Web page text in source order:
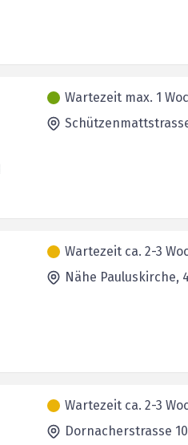
Wartezeit max. 1
Wartezeit ca. 2-3
Nähe Pauluskirche,
Wartezeit ca. 2-3
Dornacherstrasse